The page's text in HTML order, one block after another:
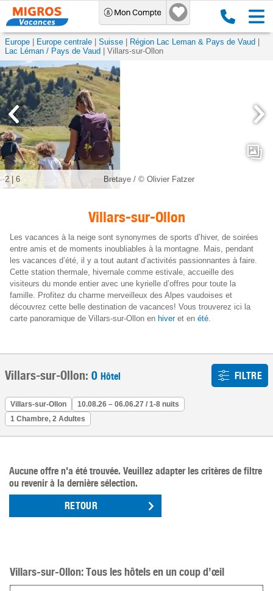
Europe Europe centrale Suisse
Région Lac Leman & Pays de Vaud
Lac Léman / Pays de Vaud
Villars-sur-Ollon
Bretaye / © Olivier Fatzer
2| 6
Villars-sur-Ollon
Les vacances à la neige sont synonymes de sports d’hiver, de soirées
entre amis et de moments inoubliables à la montagne. Mais, pendant
les vacances d’été, il y a tout autant d’activités passionnantes à faire.
Cette station thermale, hivernale comme estivale, accueille des
visiteurs du monde entier avec une kyrielle d’offres pour toute la
famille. Profitez du charme merveilleux des Alpes vaudoises et
découvrez cette belle destination de vacances! Vous trouverez ici la
carte panoramique de Villars-sur-Ollon en hiveret en été.
Villars-sur-Ollon: 0 Hôtel FILTRE
Villars-sur-Ollon
10.08.26 – 06.06.27 / 1-8 nuits
1 Chambre, 2 Adultes
Aucune offre n'a été trouvée. Veuillez adapter les critères de filtre
ou revenir à la dernière sélection.
RETOUR
Villars-sur-Ollon: Tous les hôtels en un coup d’œil